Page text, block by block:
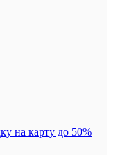
на карту до 50%